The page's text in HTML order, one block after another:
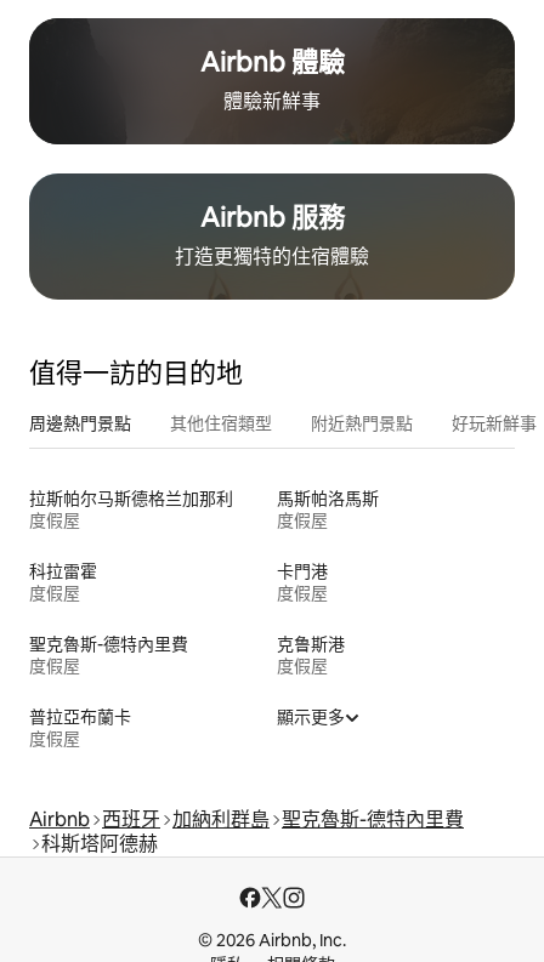
Airbnb 體驗
體驗新鮮事
Airbnb 服務
打造更獨特的住⁠宿⁠體⁠驗
值得一訪的目的地
周邊熱門景點 其他住宿類型 附近熱門景點 好玩新鮮事
拉斯帕尔马斯德格兰加那利
度假屋
馬斯帕洛馬斯
度假屋
科拉雷霍
度假屋
卡門港
度假屋
聖克魯斯-德特內里費
度假屋
克鲁斯港
度假屋
普拉亞布蘭卡
度假屋
顯示更多
Airbnb 西班牙 加納利群島 聖克魯斯-德特內里費
科斯塔阿德赫
© 2026 Airbnb, Inc.